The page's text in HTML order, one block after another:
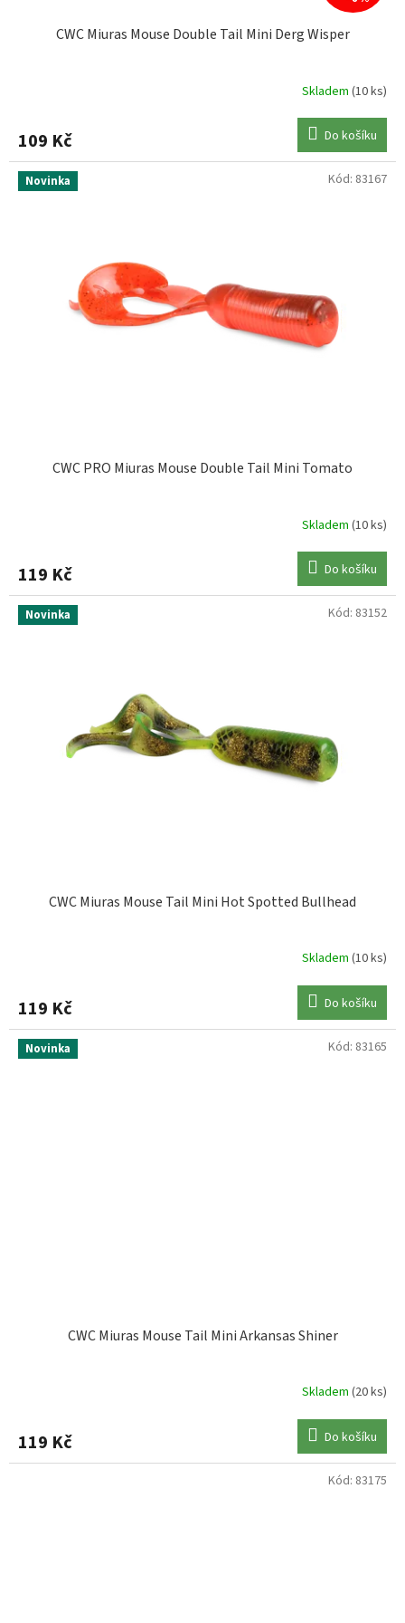
CWC Miuras Mouse Double Tail Mini Derg Wisper
Skladem (10 ks)
109 Kč Do košíku
Novinka
CWC PRO Miuras Mouse Double Tail Mini Tomato
Skladem (10 ks)
119 Kč Do košíku
Kód: 83167
Novinka
CWC Miuras Mouse Tail Mini Hot Spotted Bullhead
Skladem (10 ks)
119 Kč Do košíku
Kód: 83152
Novinka
CWC Miuras Mouse Tail Mini Arkansas Shiner
Skladem (20 ks)
119 Kč Do košíku
Kód: 83165
Kód: 83175